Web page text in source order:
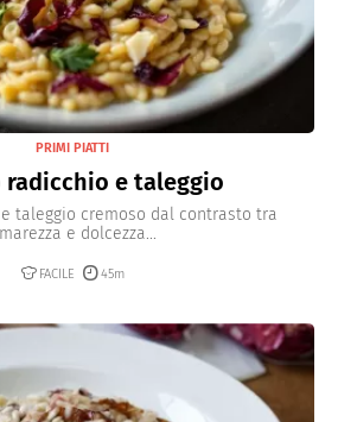
PRIMI PIATTI
radicchio e taleggio
taleggio cremoso dal contrasto tra
e dolcezza...
FACILE 45m